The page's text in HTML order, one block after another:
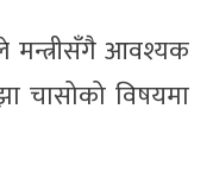
मन्त्रीसँगै आवश्यक
चासोको विषयमा